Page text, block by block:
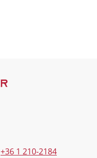
+36 1 210-2184